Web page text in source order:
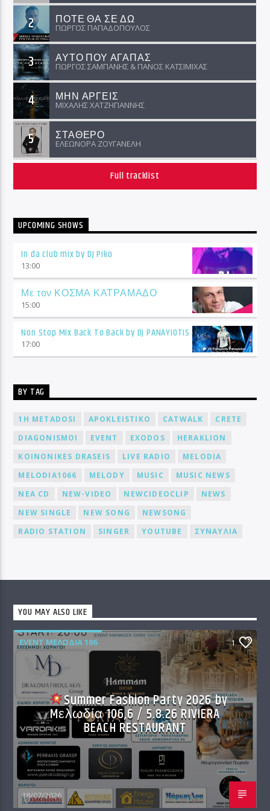
2 ΠΟΤΕ ΘΑ ΣΕ ΔΩ
ΓΙΩΡΓΟΣ ΠΑΠΑΔΟΠΟΥΛΟΣ
3 ΑΥΤΟ ΠΟΥ ΑΓΑΠΑΣ
ΓΙΩΡΓΟΣ ΣΑΜΠΑΝΗΣ & ΠΑΝΟΣ ΚΑΤΣΙΜΙΧΑΣ
4 ΜΗΝ ΑΡΓΕΙΣ
ΜΙΧΑΛΗΣ ΧΑΤΖΗΓΙΑΝΝΗΣ
5 ΣΤΑΘΕΡΟ
ΕΛΕΩΝΟΡΑ ΖΟΥΓΑΝΕΛΗ
Full tracklist
UPCOMING SHOWS
In da club mix by DJ Piko
13:00
Με τον ΚΟΣΜΑ ΚΑΤΡΑΜΑΔΟ
15:00
Non Stop Mix Back To Back by DJ PANAYIOTIS
17:00
BY TAG
1H METADOSI APOKLEISTIKO CATWALK
CRETE
DIAGONISMOI
EVENT EXODOS
HERAKLION
KOINONIKES DRASEIS
LIVE RADIO
MELODIA
MELODIA1066
MELODY MUSIC
MUSIC NEWS
NEA CD
NEW-VIDEO NEWCIDEOCLIP
NEWS
NEW SINGLE
NEW SONG
NEWSONG
RADIO STATION
SINGER YOUTUBE ΣΥΝΑΥΛΙΑ
YOU MAY ALSO LIKE
EVENT ΜΕΛΩΔΊΑ 106 1
Summer Fashion Party 2026 by
Mελωδία 106,6 / 5.8.26 RIVIERA
BEACH RESTAURANT
18/07/2026